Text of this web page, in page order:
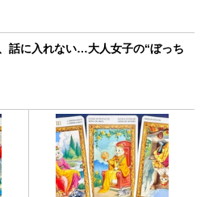
話に入れない…大人女子の“ぼっち